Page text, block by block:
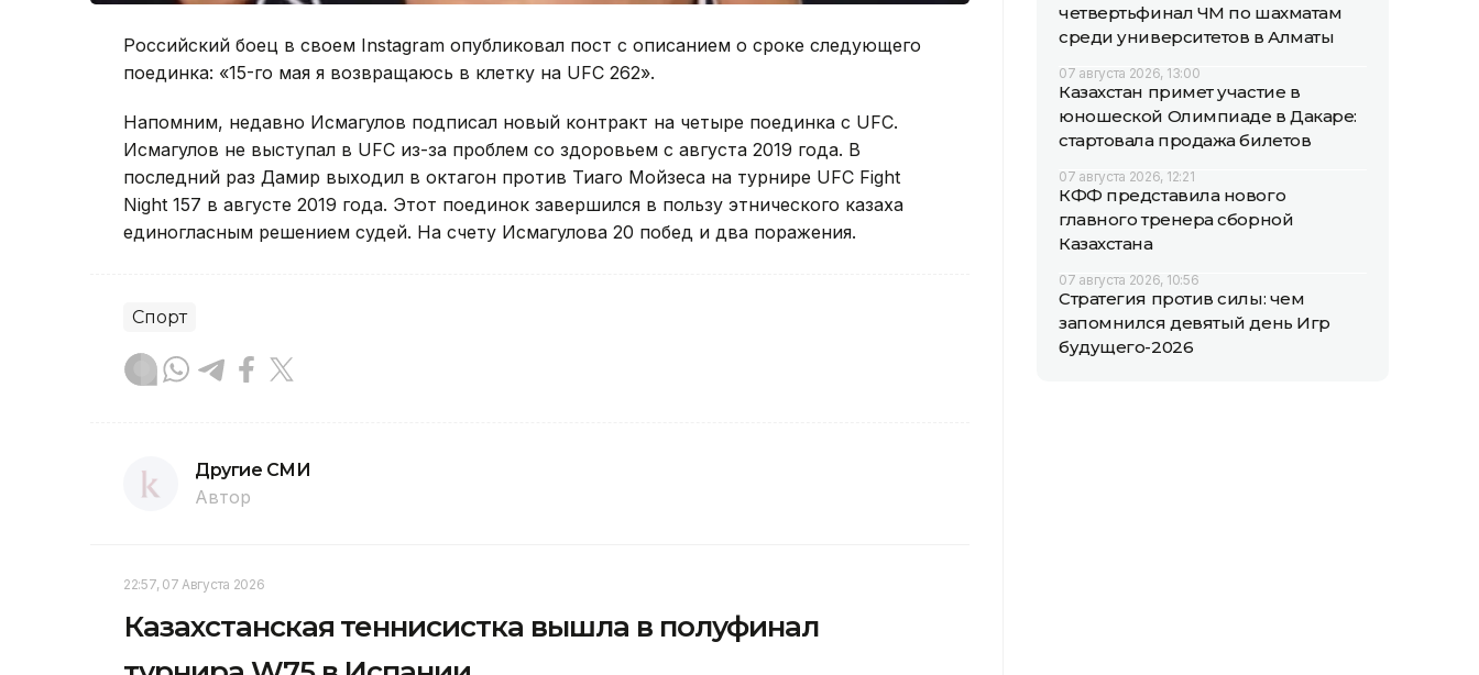
Российский боец в своем Instagram опубликовал пост с описанием о сроке следующего
поединка: «15-го мая я возвращаюсь в клетку на UFC 262».
Напомним, недавно Исмагулов подписал новый контракт на четыре поединка с UFC.
Исмагулов не выступал в UFC из-за проблем со здоровьем с августа 2019 года. В
последний раз Дамир выходил в октагон против Тиаго Мойзеса на турнире UFC Fight
Night 157 в августе 2019 года. Этот поединок завершился в пользу этнического казаха
единогласным решением судей. На счету Исмагулова 20 побед и два поражения.
Спорт
Другие СМИ
Автор
22:57, 07 Августа 2026
Казахстанская теннисистка вышла в полуфинал
четвертьфинал ЧМ по шахматам
среди университетов в Алматы
07 августа 2026, 13:00
Казахстан примет участие в
юношеской Олимпиаде в Дакаре:
стартовала продажа билетов
07 августа 2026, 12:21
КФФ представила нового
главного тренера сборной
Казахстана
07 августа 2026, 10:56
Стратегия против силы: чем
запомнился девятый день Игр
будущего-2026